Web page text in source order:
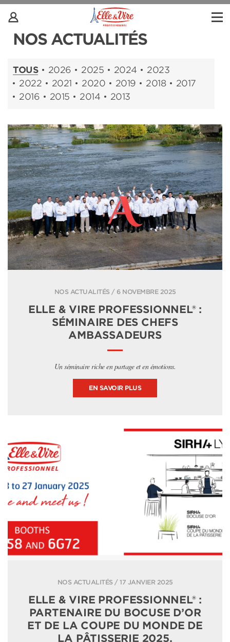
NOS ACTUALITÉS
TOUS 2026 2025 2024
2023
2022
2021 2020 2019 2018
2017
2016
2015 2014 2013
NOS ACTUALITÉS / 6 NOVEMBRE 2025
ELLE & VIRE PROFESSIONNEL® :
SÉMINAIRE DES CHEFS
AMBASSADEURS
Un séminaire riche en partage et en émotions.
EN SAVOIR PLUS
NOS ACTUALITÉS / 17 JANVIER 2025
ELLE & VIRE PROFESSIONNEL® :
PARTENAIRE DU BOCUSE D’OR
ET DE LA COUPE DU MONDE DE
LA PÂTISSERIE 2025.